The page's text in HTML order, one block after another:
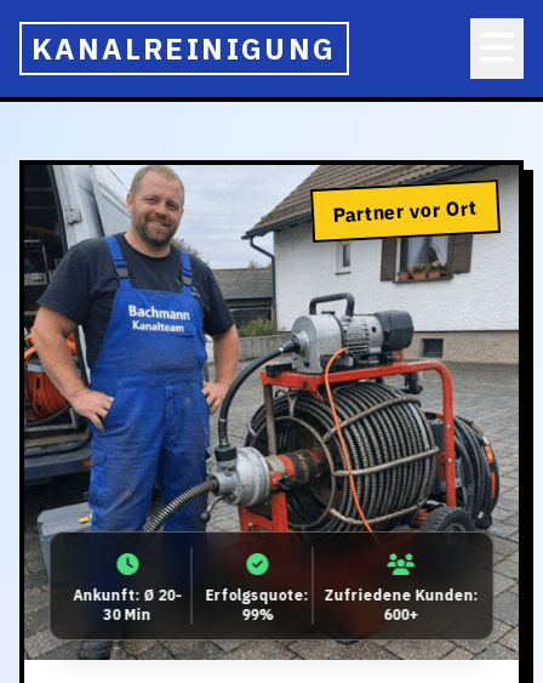
KANALREINIGUNG
Partner vor Ort
Ankunft: Ø 20-
30 Min
Erfolgsquote:
99%
Zufriedene Kunden:
600+